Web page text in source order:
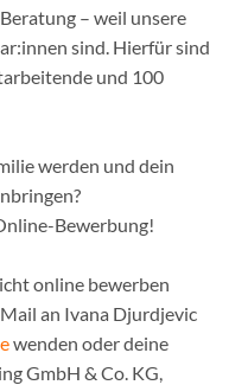
– weil unsere
sind. Hierfür sind
und 100
werden und dein
Bewerbung!
online bewerben
an Ivana Djurdjevic
wenden oder deine
GmbH & Co. KG,